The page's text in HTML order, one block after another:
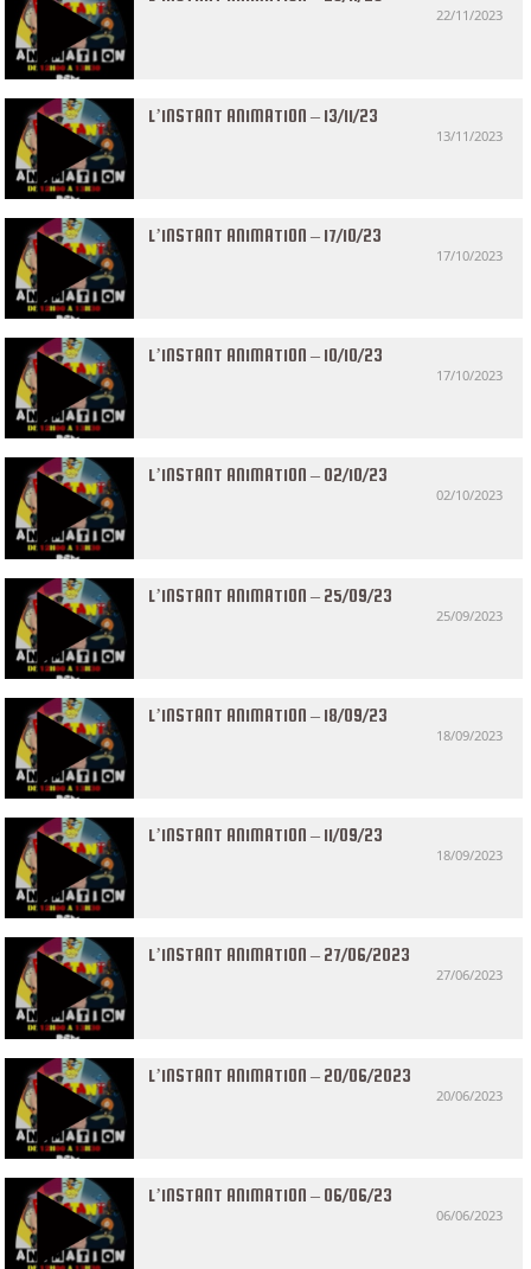
22/11/2023
L’INSTANT ANIMATION – 13/11/23
13/11/2023
L’INSTANT ANIMATION – 17/10/23
17/10/2023
L’INSTANT ANIMATION – 10/10/23
17/10/2023
L’INSTANT ANIMATION – 02/10/23
02/10/2023
L’INSTANT ANIMATION – 25/09/23
25/09/2023
L’INSTANT ANIMATION – 18/09/23
18/09/2023
L’INSTANT ANIMATION – 11/09/23
18/09/2023
L’INSTANT ANIMATION – 27/06/2023
27/06/2023
L’INSTANT ANIMATION – 20/06/2023
20/06/2023
L’INSTANT ANIMATION – 06/06/23
06/06/2023